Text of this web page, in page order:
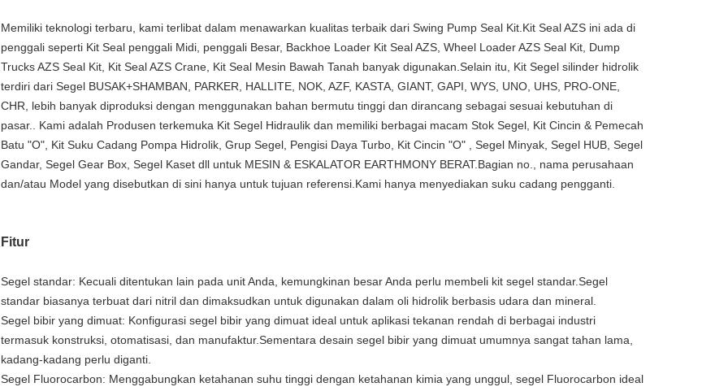
Memiliki teknologi terbaru, kami terlibat dalam menawarkan kualitas terbaik dari Swing Pump Seal Kit.Kit Seal AZS ini ada di
penggali seperti Kit Seal penggali Midi, penggali Besar, Backhoe Loader Kit Seal AZS, Wheel Loader AZS Seal Kit, Dump
Trucks AZS Seal Kit, Kit Seal AZS Crane, Kit Seal Mesin Bawah Tanah banyak digunakan.Selain itu, Kit Segel silinder hidrolik
terdiri dari Segel BUSAK+SHAMBAN, PARKER, HALLITE, NOK, AZF, KASTA, GIANT, GAPI, WYS, UNO, UHS, PRO-ONE,
CHR, lebih banyak diproduksi dengan menggunakan bahan bermutu tinggi dan dirancang sebagai sesuai kebutuhan di
pasar.. Kami adalah Produsen terkemuka Kit Segel Hidraulik dan memiliki berbagai macam Stok Segel, Kit Cincin & Pemecah
Batu "O", Kit Suku Cadang Pompa Hidrolik, Grup Segel, Pengisi Daya Turbo, Kit Cincin "O" , Segel Minyak, Segel HUB, Segel
Gandar, Segel Gear Box, Segel Kaset dll untuk MESIN & ESKALATOR EARTHMONY BERAT.Bagian no., nama perusahaan
dan/atau Model yang disebutkan di sini hanya untuk tujuan referensi.Kami hanya menyediakan suku cadang pengganti.
Fitur
Segel standar: Kecuali ditentukan lain pada unit Anda, kemungkinan besar Anda perlu membeli kit segel standar.Segel
standar biasanya terbuat dari nitril dan dimaksudkan untuk digunakan dalam oli hidrolik berbasis udara dan mineral.
Segel bibir yang dimuat: Konfigurasi segel bibir yang dimuat ideal untuk aplikasi tekanan rendah di berbagai industri
termasuk konstruksi, otomatisasi, dan manufaktur.Sementara desain segel bibir yang dimuat umumnya sangat tahan lama,
kadang-kadang perlu diganti.
Segel Fluorocarbon: Menggabungkan ketahanan suhu tinggi dengan ketahanan kimia yang unggul, segel Fluorocarbon ideal